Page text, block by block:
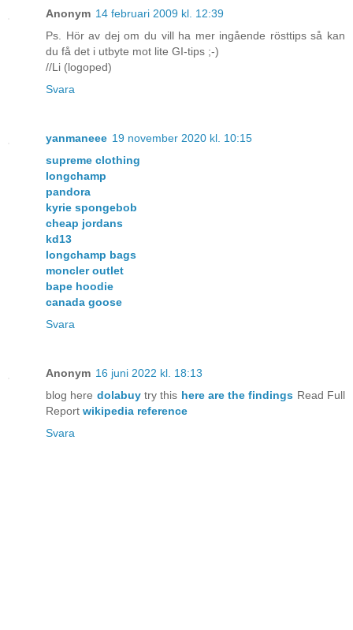
Anonym 14 februari 2009 kl. 12:39
Ps. Hör av dej om du vill ha mer ingående rösttips så kan
du få det i utbyte mot lite GI-tips ;-)
//Li (logoped)
Svara
yanmaneee 19 november 2020 kl. 10:15
supreme clothing
longchamp
pandora
kyrie spongebob
cheap jordans
kd13
longchamp bags
moncler outlet
bape hoodie
canada goose
Svara
Anonym 16 juni 2022 kl. 18:13
blog here dolabuytry this here are the findings Read Full
Report wikipedia reference
Svara